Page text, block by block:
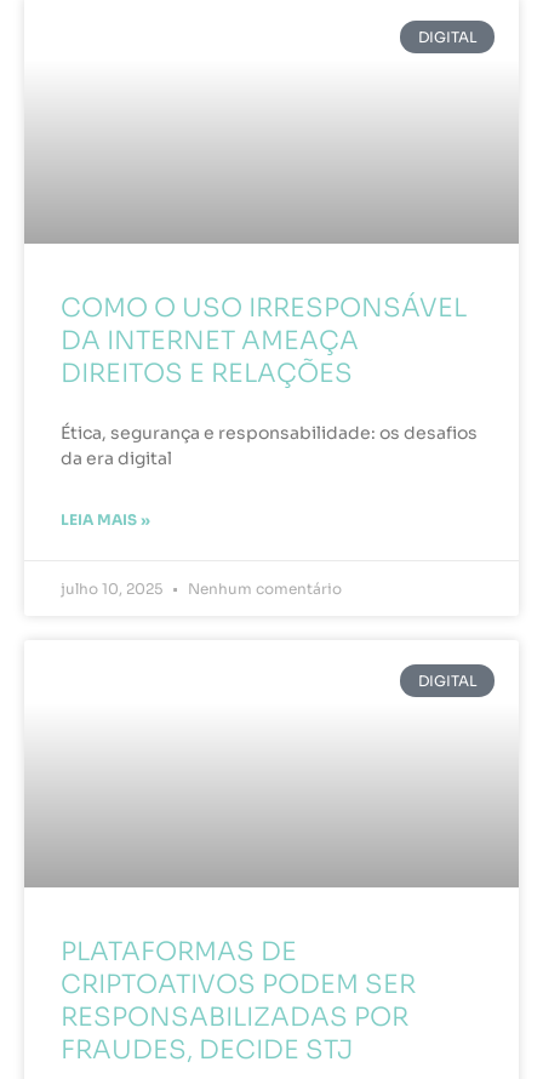
DIGITAL
COMO O USO IRRESPONSÁVEL
DA INTERNET AMEAÇA
DIREITOS E RELAÇÕES
Ética, segurança e responsabilidade: os desafios
da era digital
LEIA MAIS »
julho 10, 2025 Nenhum comentário
DIGITAL
PLATAFORMAS DE
CRIPTOATIVOS PODEM SER
RESPONSABILIZADAS POR
FRAUDES, DECIDE STJ